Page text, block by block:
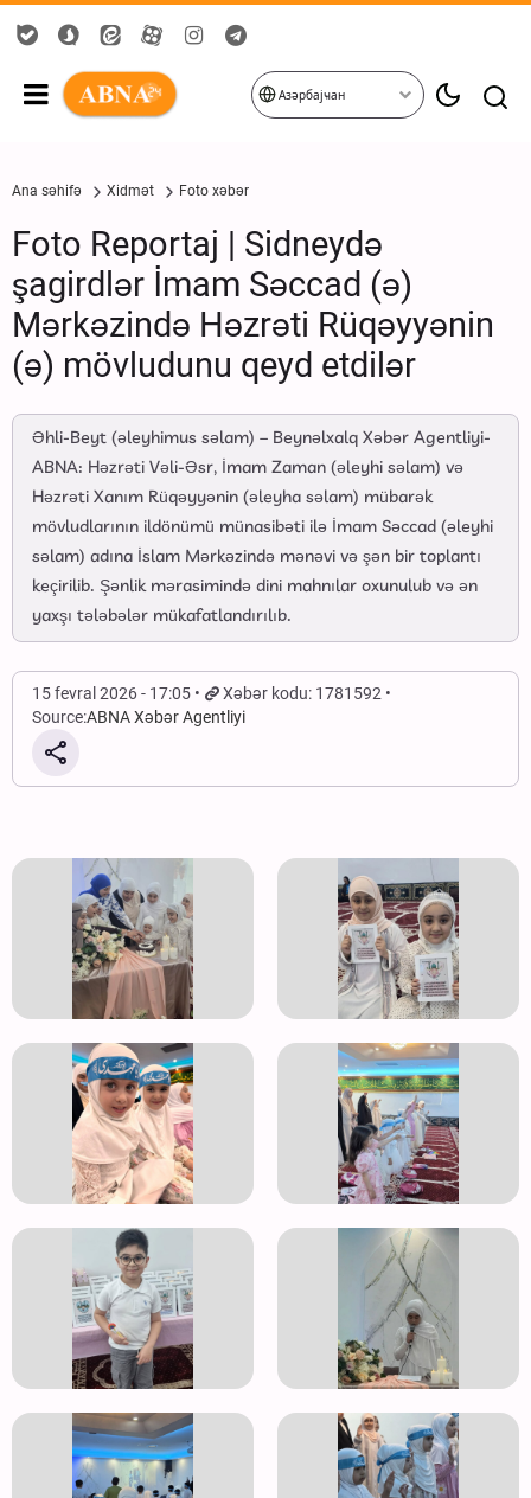
Азәрбајҹан
Ana səhifə Xidmət Foto xəbər
Foto Reportaj | Sidneydə
şagirdlər İmam Səccad (ə)
Mərkəzində Həzrəti Rüqəyyənin
(ə) mövludunu qeyd etdilər
Əhli-Beyt (əleyhimus səlam) – Beynəlxalq Xəbər Agentliyi-
ABNA: Həzrəti Vəli-Əsr, İmam Zaman (əleyhi səlam) və
Həzrəti Xanım Rüqəyyənin (əleyha səlam) mübarək
mövludlarının ildönümü münasibəti ilə İmam Səccad (əleyhi
səlam) adına İslam Mərkəzində mənəvi və şən bir toplantı
keçirilib. Şənlik mərasimində dini mahnılar oxunulub və ən
yaxşı tələbələr mükafatlandırılıb.
15 fevral 2026 - 17:05
Xəbər kodu: 1781592
Source:ABNA Xəbər Agentliyi